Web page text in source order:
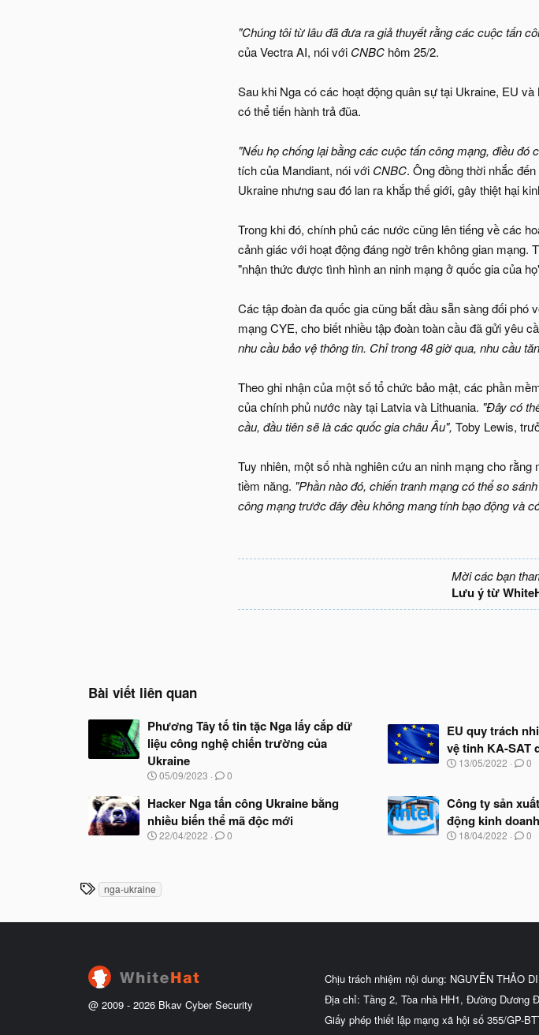
"Chúng tôi từ lâu đã đưa ra giả thuyết rằng các cuộc tấn
của Vectra AI, nói với CNBC hôm 25/2.
Sau khi Nga có các hoạt động quân sự tại Ukraine, EU
có thể tiến hành trả đũa.
"Nếu họ chống lại bằng các cuộc tấn công mạng, điều
tích của Mandiant, nói với CNBC. Ông đồng thời nhắc
Ukraine nhưng sau đó lan ra khắp thế giới, gây thiệt hại
Trong khi đó, chính phủ các nước cũng lên tiếng về các
cảnh giác với hoạt động đáng ngờ trên không gian
"nhận thức được tình hình an ninh mạng ở quốc gia của
Các tập đoàn đa quốc gia cũng bắt đầu sẵn sàng đối
mạng CYE, cho biết nhiều tập đoàn toàn cầu đã gửi yêu
nhu cầu bảo vệ thông tin. Chỉ trong 48 giờ qua, nhu cầu
Theo ghi nhận của một số tổ chức bảo mật, các phần
của chính phủ nước này tại Latvia và Lithuania. "Đây có
cầu, đầu tiên sẽ là các quốc gia châu Âu", Toby Lewis,
Tuy nhiên, một số nhà nghiên cứu an ninh mạng cho
tiềm năng. "Phần nào đó, chiến tranh mạng có thể so
công mạng trước đây đều không mang tính bạo động và
Mời các bạn
Lưu ý từ
Bài viết liên quan
Phương Tây tố tin tặc Nga lấy cắp dữ
liệu công nghệ chiến trường của
Ukraine
N
à
y
b
ắ
u
05/09/2023 0
EU quy trách
vệ tinh KA-SAT
N
y
b
ắ
t
13/05/2022 0
Hacker Nga tấn công Ukraine bằng
nhiều biến thể mã độc mới
N
b
ắ
đ
22/04/2022 0
Công ty sản
động kinh
N
đ
18/04/2022 0
T
ẻ
nga-ukraine
@ 2009 - 2026 Bkav Cyber Security
Chịu trách nhiệm nội dung: NGUYỄN THẢO
Địa chỉ: Tầng 2, Tòa nhà HH1, Đường Dương
Giấy phép thiết lập mạng xã hội số 355/GP-